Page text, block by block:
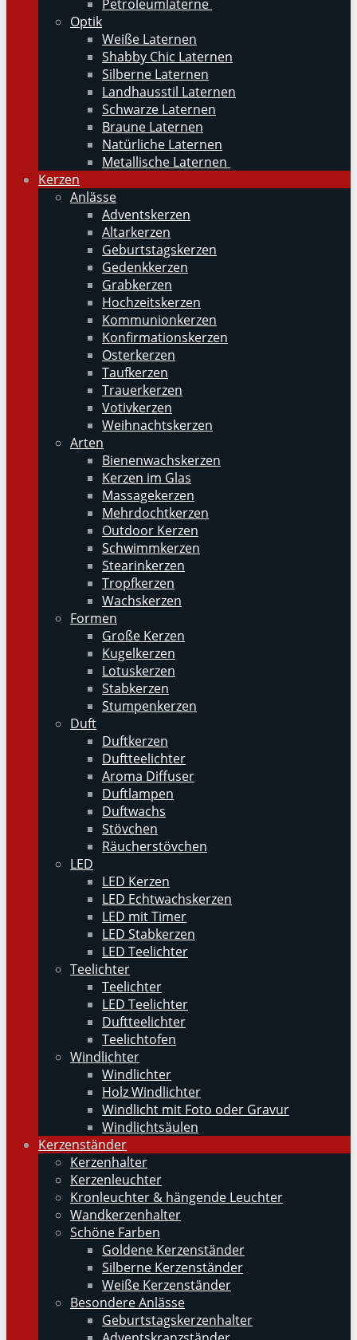
Petroleumlaterne
Optik
Weiße Laternen
Shabby Chic Laternen
Silberne Laternen
Landhausstil Laternen
Schwarze Laternen
Braune Laternen
Natürliche Laternen
Metallische Laternen
Kerzen
Anlässe
Adventskerzen
Altarkerzen
Geburtstagskerzen
Gedenkkerzen
Grabkerzen
Hochzeitskerzen
Kommunionkerzen
Konfirmationskerzen
Osterkerzen
Taufkerzen
Trauerkerzen
Votivkerzen
Weihnachtskerzen
Arten
Bienenwachskerzen
Kerzen im Glas
Massagekerzen
Mehrdochtkerzen
Outdoor Kerzen
Schwimmkerzen
Stearinkerzen
Tropfkerzen
Wachskerzen
Formen
Große Kerzen
Kugelkerzen
Lotuskerzen
Stabkerzen
Stumpenkerzen
Duft
Duftkerzen
Duftteelichter
Aroma Diffuser
Duftlampen
Duftwachs
Stövchen
Räucherstövchen
LED
LED Kerzen
LED Echtwachskerzen
LED mit Timer
LED Stabkerzen
LED Teelichter
Teelichter
Teelichter
LED Teelichter
Duftteelichter
Teelichtofen
Windlichter
Windlichter
Holz Windlichter
Windlicht mit Foto oder Gravur
Windlichtsäulen
Kerzenständer
Kerzenhalter
Kerzenleuchter
Kronleuchter & hängende Leuchter
Wandkerzenhalter
Schöne Farben
Goldene Kerzenständer
Silberne Kerzenständer
Weiße Kerzenständer
Besondere Anlässe
Geburtstagskerzenhalter